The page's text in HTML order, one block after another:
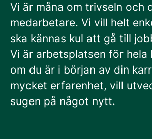
Vi är måna om trivseln och
medarbetare. Vi vill helt
ska kännas kul att gå till
Vi är arbetsplatsen för
om du är i början av din
mycket erfarenhet, vill
sugen på något nytt.